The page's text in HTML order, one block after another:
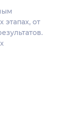
от